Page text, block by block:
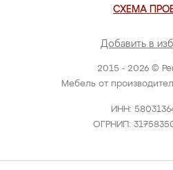
2015 - 2026 ©
Мебель от
ИНН:
ОГРНИП:
СХЕМА
Добавить в